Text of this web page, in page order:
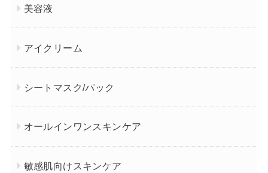
美容液
アイクリーム
シートマスク/パック
オールインワンスキンケア
敏感肌向けスキンケア